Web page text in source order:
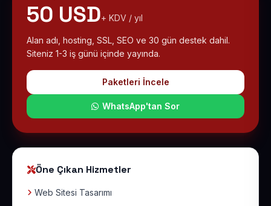
50 USD+ KDV / yıl
Alan adı, hosting, SSL, SEO ve 30 gün destek dahil.
Siteniz 1-3 iş günü içinde yayında.
Paketleri İncele
WhatsApp'tan Sor
Öne Çıkan Hizmetler
Web Sitesi Tasarımı